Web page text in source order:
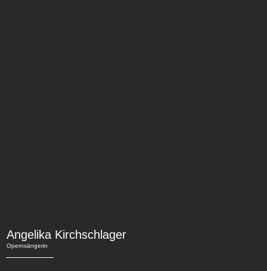
Angelika Kirchschlager
Opernsängerin